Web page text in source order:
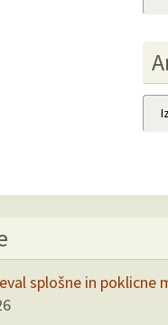
splošne in poklicne